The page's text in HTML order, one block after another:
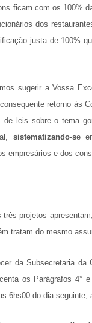
ficam com os 100%
dos
justa de 100%
sugerir a Vossa
retorno às
leis sobre o tema
sistematizando-se
empresários e dos
projetos
tratam do mesmo
da Subsecretaria
os Parágrafos 4°
6hs00 do dia seguinte,